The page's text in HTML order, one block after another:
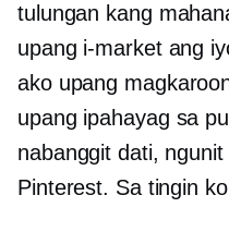
tulungan kang
upang i-market ang
ako upang
upang ipahayag sa
nabanggit dati,
Pinterest. Sa tingin